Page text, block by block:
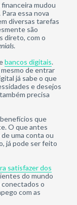
mudou
essa nova
diversas tarefas
são
direto, com o
.
bancos digitais.
de entrar
já sabe o que
e desejos
precisa
que
O que antes
uma conta ou
já pode ser feito
satisfazer dos
do mundo
o
com as